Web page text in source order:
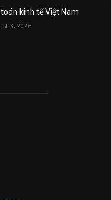
toán kinh tế Việt Nam
3, 2026